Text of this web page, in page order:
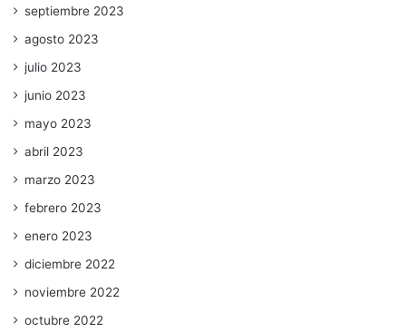
septiembre 2023
agosto 2023
julio 2023
junio 2023
mayo 2023
abril 2023
marzo 2023
febrero 2023
enero 2023
diciembre 2022
noviembre 2022
octubre 2022